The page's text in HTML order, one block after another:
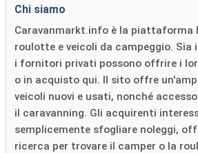
Chi siamo
Caravanmarkt.info è la piattaforma
roulotte e veicoli da campeggio. Sia
i fornitori privati ​​possono offrire i
o in acquisto qui. Il sito offre
veicoli nuovi e usati, nonché
il caravanning. Gli acquirenti
semplicemente sfogliare noleggi,
ricerca per trovare il camper o la